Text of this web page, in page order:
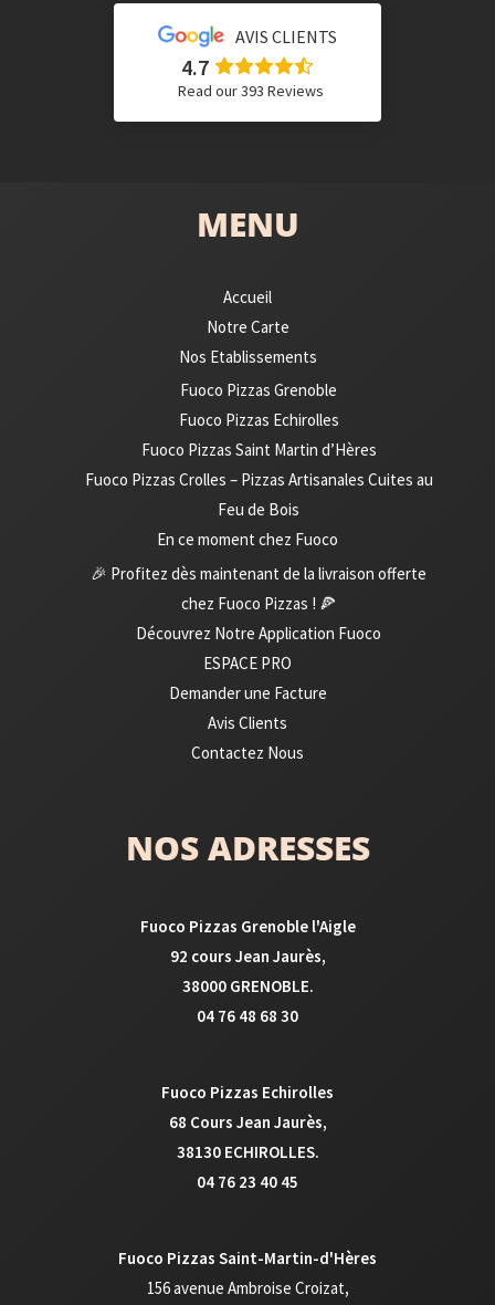
AVIS CLIENTS
4.7
Read our 393 Reviews
MENU
Accueil
Notre Carte
Nos Etablissements
Fuoco Pizzas Grenoble
Fuoco Pizzas Echirolles
Fuoco Pizzas Saint Martin d’Hères
Fuoco Pizzas Crolles – Pizzas Artisanales Cuites au
Feu de Bois
En ce moment chez Fuoco
🎉 Profitez dès maintenant de la livraison offerte
chez Fuoco Pizzas ! 🍕
Découvrez Notre Application Fuoco
ESPACE PRO
Demander une Facture
Avis Clients
Contactez Nous
NOS ADRESSES
Fuoco Pizzas Grenoble l'Aigle
92 cours Jean Jaurès,
38000 GRENOBLE.
04 76 48 68 30
Fuoco Pizzas Echirolles
68 Cours Jean Jaurès,
38130 ECHIROLLES.
04 76 23 40 45
Fuoco Pizzas Saint-Martin-d'Hères
156 avenue Ambroise Croizat,